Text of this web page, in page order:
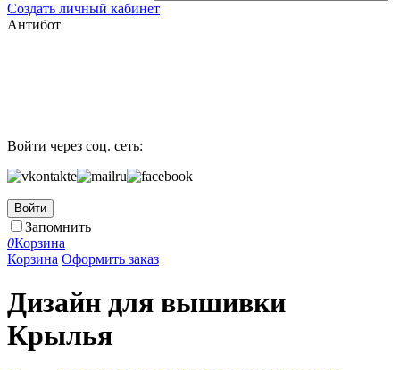
Создать личный кабинет
Антибот
Войти через соц. сеть:
Войти
Запомнить
0Корзина
Корзина Оформить заказ
Дизайн для вышивки
Крылья